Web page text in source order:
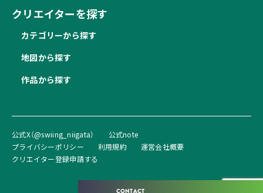
CONTACT
クリエイターを探す
カテゴリーから探す
地図から探す
作品から探す
公式X（@swiing_niigata）
公式note
プライバシーポリシー
利用規約
運営会社概要
クリエイター登録申請する